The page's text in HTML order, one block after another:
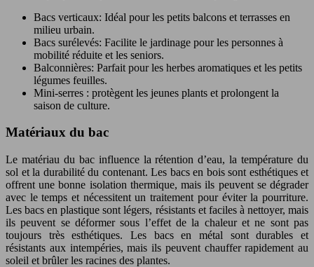
Bacs verticaux: Idéal pour les petits balcons et terrasses en
milieu urbain.
Bacs surélevés: Facilite le jardinage pour les personnes à
mobilité réduite et les seniors.
Balconnières: Parfait pour les herbes aromatiques et les petits
légumes feuilles.
Mini-serres : protègent les jeunes plants et prolongent la
saison de culture.
Matériaux du bac
Le matériau du bac influence la rétention d’eau, la température du
sol et la durabilité du contenant. Les bacs en bois sont esthétiques et
offrent une bonne isolation thermique, mais ils peuvent se dégrader
avec le temps et nécessitent un traitement pour éviter la pourriture.
Les bacs en plastique sont légers, résistants et faciles à nettoyer, mais
ils peuvent se déformer sous l’effet de la chaleur et ne sont pas
toujours très esthétiques. Les bacs en métal sont durables et
résistants aux intempéries, mais ils peuvent chauffer rapidement au
soleil et brûler les racines des plantes.